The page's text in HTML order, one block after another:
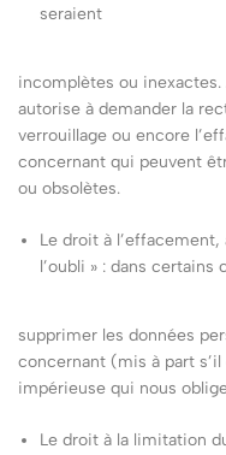
seraient
incomplètes ou
autorise à demander la
verrouillage ou encore
concernant qui peuvent
ou obsolètes.
Le droit à
l’oubli » : dans
supprimer les données
concernant (mis à part
impérieuse qui nous
Le droit à la limitation